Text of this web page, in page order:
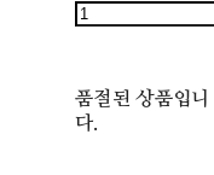
품절된 상품입니
다.